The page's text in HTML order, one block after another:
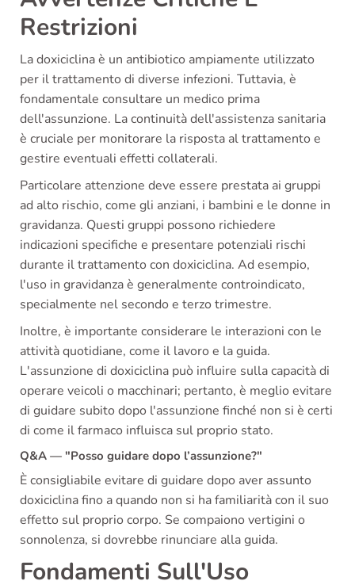
Restrizioni
La doxiciclina è un antibiotico ampiamente utilizzato
per il trattamento di diverse infezioni. Tuttavia, è
fondamentale consultare un medico prima
dell'assunzione. La continuità dell'assistenza sanitaria
è cruciale per monitorare la risposta al trattamento e
gestire eventuali effetti collaterali.
Particolare attenzione deve essere prestata ai gruppi
ad alto rischio, come gli anziani, i bambini e le donne in
gravidanza. Questi gruppi possono richiedere
indicazioni specifiche e presentare potenziali rischi
durante il trattamento con doxiciclina. Ad esempio,
l'uso in gravidanza è generalmente controindicato,
specialmente nel secondo e terzo trimestre.
Inoltre, è importante considerare le interazioni con le
attività quotidiane, come il lavoro e la guida.
L'assunzione di doxiciclina può influire sulla capacità di
operare veicoli o macchinari; pertanto, è meglio evitare
di guidare subito dopo l'assunzione finché non si è certi
di come il farmaco influisca sul proprio stato.
Q&A — "Posso guidare dopo l’assunzione?"
È consigliabile evitare di guidare dopo aver assunto
doxiciclina fino a quando non si ha familiarità con il suo
effetto sul proprio corpo. Se compaiono vertigini o
sonnolenza, si dovrebbe rinunciare alla guida.
Fondamenti Sull'Uso